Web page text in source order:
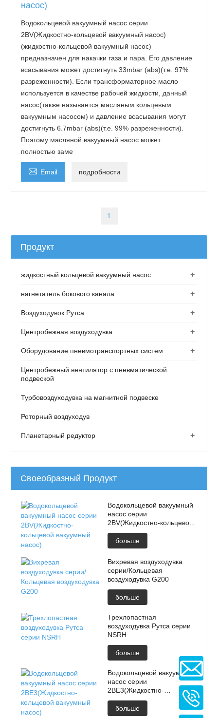
насос)
Водокольцевой вакуумный насос серии
2BV(Жидкостно-кольцевой вакуумный насос)
(жидкостно-кольцевой вакуумный насос)
предназначен для накачки газа и пара. Его давление
всасывания может достигнуть 33mbar (abs)(т.е. 97%
разреженности). Если трансформаторное масло
используется в качестве рабочей жидкости, данный
насос(также называется масляным кольцевым
вакуумным насосом) и давление всасывания могут
достигнуть 6.7mbar (abs)(т.е. 99% разреженности).
Поэтому масляной вакуумный насос может
полностью заме
 Email подробности
1
Продукт
+
жидкостный кольцевой вакуумный насос
+
нагнетатель бокового канала
+
Воздуходувок Рутса
+
Центробежная воздуходувка
+
Оборудование пневмотранспортных систем
Центробежный вентилятор с пневматической
подвеской
Турбовоздуходувка на магнитной подвеске
Роторный воздуходув
+
Планетарный редуктор
Своеобразный Продукт
Водокольцевой вакуумный
насос серии
2BV(Жидкостно-кольцевой
вакуумный насос)
больше
Вихревая воздуходувка
серии/Кольцевая
воздуходувка G200
больше
Трехлопастная
воздуходувка Рутса серии
NSRH
больше
Водокольцевой вакуумный
насос серии
2BE3(Жидкостно-
кольцевой вакуумный
насос)
больше